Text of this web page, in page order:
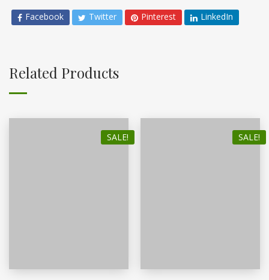
Facebook Twitter Pinterest LinkedIn
Related Products
SALE! SALE!